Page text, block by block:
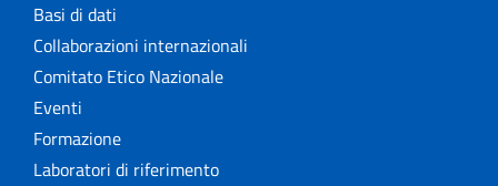
Basi di dati
Collaborazioni internazionali
Comitato Etico Nazionale
Eventi
Formazione
Laboratori di riferimento